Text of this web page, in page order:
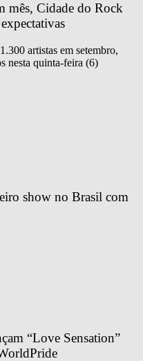
mês, Cidade do Rock
artistas em setembro,
nesta quinta-feira (6)
show no Brasil com
“Love Sensation”